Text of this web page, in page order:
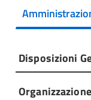
Disposizioni
Organizzazione